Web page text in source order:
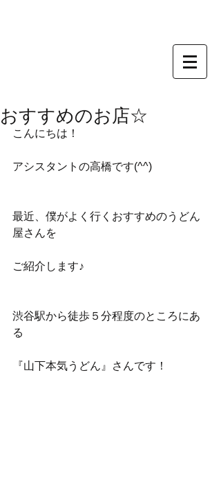
おすすめのお店☆
こんにちは！
アシスタントの高橋です(^^)
最近、僕がよく行くおすすめのうどん
屋さんを
ご紹介します♪
渋谷駅から徒歩５分程度のところにあ
る
『山下本気うどん』さんです！